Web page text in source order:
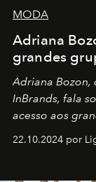
MODA
Adriana
grandes
Adriana
InBrands, fala
acesso aos
22.10.2024 por